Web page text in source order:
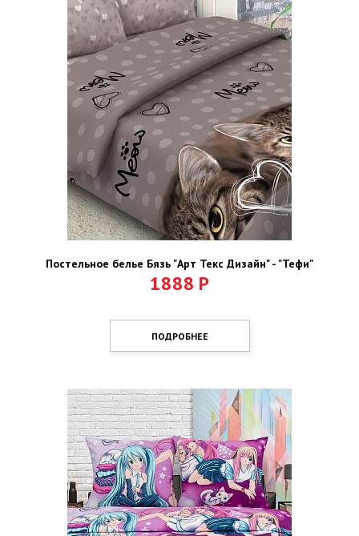
Постельное белье Бязь "Арт Текс Дизайн" - "Тефи"
1888 Р
ПОДРОБНЕЕ